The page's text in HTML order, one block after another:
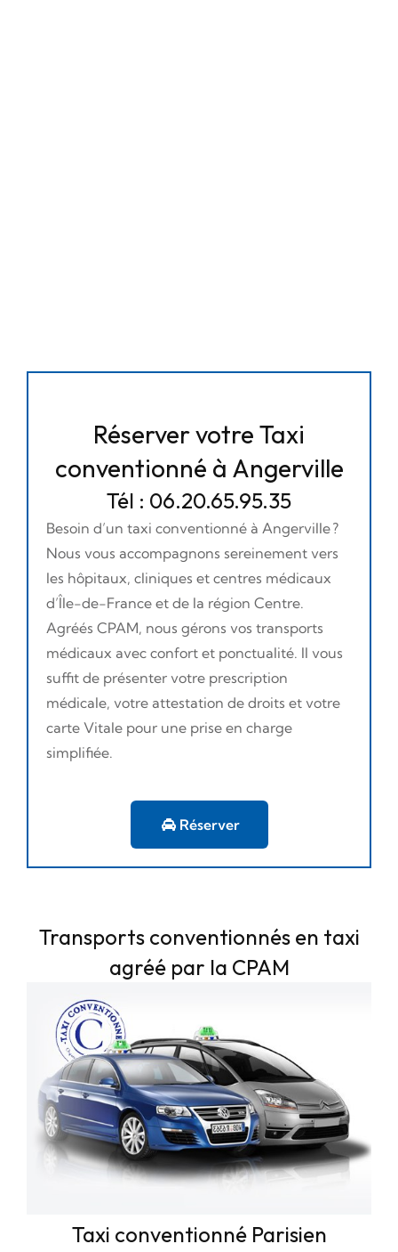
Réserver votre Taxi
conventionné à Angerville
Tél : 06.20.65.95.35
Besoin d’un taxi conventionné à Angerville ?
Nous vous accompagnons sereinement vers
les hôpitaux, cliniques et centres médicaux
d’Île-de-France et de la région Centre.
Agréés CPAM, nous gérons vos transports
médicaux avec confort et ponctualité. Il vous
suffit de présenter votre prescription
médicale, votre attestation de droits et votre
carte Vitale pour une prise en charge
simplifiée.
Réserver
Transports conventionnés en taxi
agréé par la CPAM
Taxi conventionné Parisien